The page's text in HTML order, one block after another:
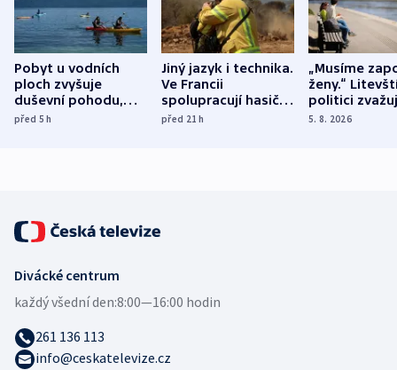
Pobyt u vodních
ploch zvyšuje
duševní pohodu,
ukázala
před 5h
Jiný jazyk i technika.
Ve Francii
spolupracují hasiči z
různých zemí
před 21h
„Musíme
ženy.“
politici
dohodu o
5. 8. 2026
Divácké centrum
každý všední den:8:00—16:00 hodin
261 136 113
info@ceskatelevize.cz